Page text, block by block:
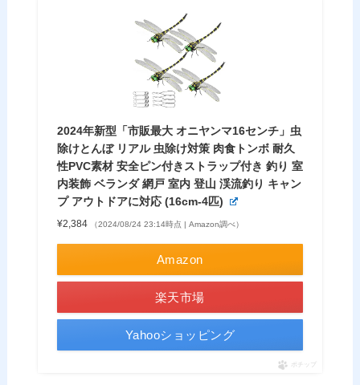
2024年新型「市販最大 オニヤンマ16センチ」虫
除けとんぼ リアル 虫除け対策 肉食トンボ 耐久
性PVC素材 安全ピン付きストラップ付き 釣り 室
内装飾 ベランダ 網戸 室内 登山 渓流釣り キャン
プ アウトドアに対応 (16cm-4匹)
¥2,384 （2024/08/24 23:14時点 | Amazon調べ）
Amazon
楽天市場
Yahooショッピング
ポチップ